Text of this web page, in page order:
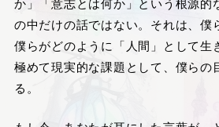
の中だけの話ではない。それは、僕
僕らがどのように「人間」として生
極めて現実的な課題として、僕らの
る。